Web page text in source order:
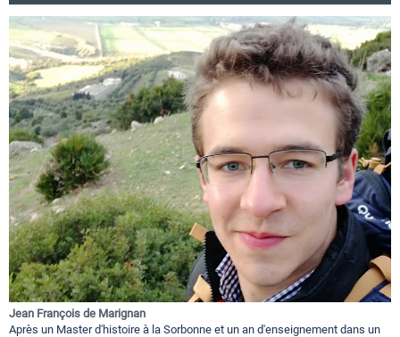
Jean François de Marignan
Après un Master d'histoire à la Sorbonne et un an d'enseignement dans un